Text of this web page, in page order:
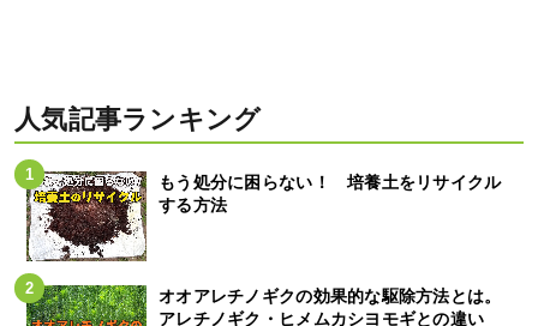
人気記事ランキング
もう処分に困らない！ 培養土をリサイクル
する方法
オオアレチノギクの効果的な駆除方法とは。
アレチノギク・ヒメムカシヨモギとの違い